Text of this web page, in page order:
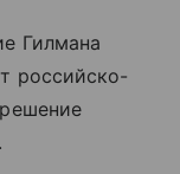
Гилмана
российско-